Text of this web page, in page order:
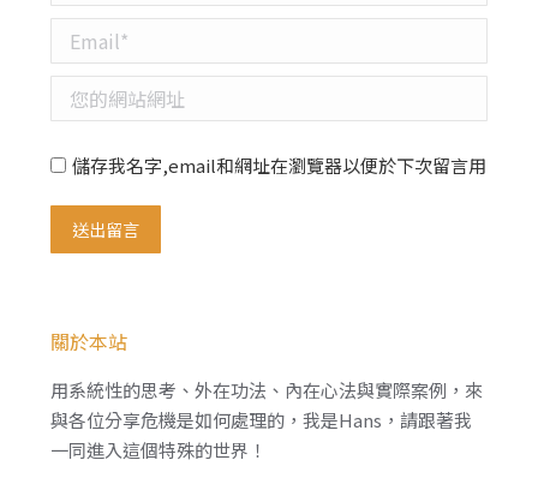
Email *
您的網站網址
儲存我名字,email和網址在瀏覽器以便於下次留言用
送出留言
關於本站
用系統性的思考、外在功法、內在心法與實際案例，來
與各位分享危機是如何處理的，我是Hans，請跟著我
一同進入這個特殊的世界！